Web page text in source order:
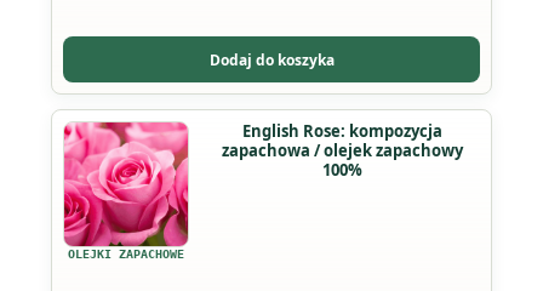
Dodaj do koszyka
można
wybrać
na
stronie
produktu
OLEJKI ZAPACHOWE
English Rose: kompozycja
zapachowa / olejek zapachowy
100%
Ten
produkt
ma
wiele
wariantów.